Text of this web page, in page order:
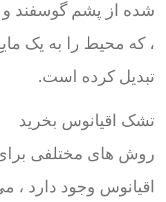
شده از پشم گوسفند
، که محیط را به یک
تبدیل کرده است.
تشک اقیانوس بخرید
روش های مختلفی
اقیانوس وجود دارد ،